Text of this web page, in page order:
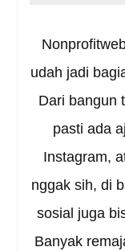
udah jadi
Dari bangun
pasti ada
Instagram,
nggak sih, di
sosial juga
Banyak